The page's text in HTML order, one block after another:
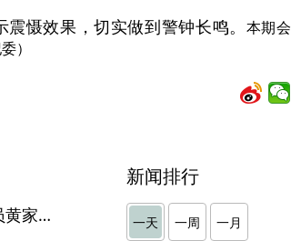
慑效果，切实做到警钟长鸣。 本期
）
霍邱县民政局原党组书记、局长、三级调研员黄家军严重违纪违法被开除党籍和公职
新闻排行
一天 一周 一月